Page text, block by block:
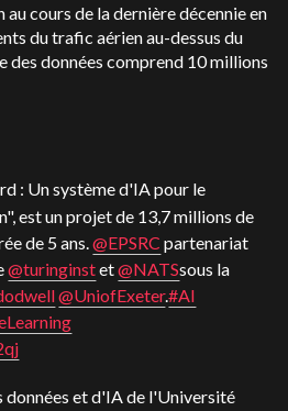
cours de la dernière décennie en
du trafic aérien au-dessus du
des données comprend 10 millions
: Un système d'IA pour le
est un projet de 13,7 millions de
de 5 ans.@EPSRC partenariat
@turinginstet@NATSsous la
@UniofExeter.#AI
données et d'IA de l'Université